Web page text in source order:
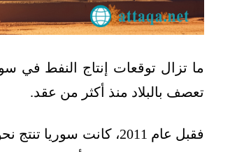
ما تزال توقعات إنتاج النفط في
تعصف بالبلاد منذ أكثر من عقد.